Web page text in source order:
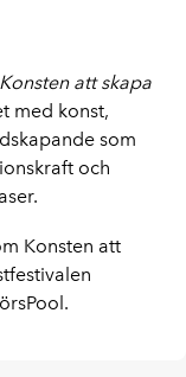
Konsten att skapa
med konst,
som
och
Konsten att